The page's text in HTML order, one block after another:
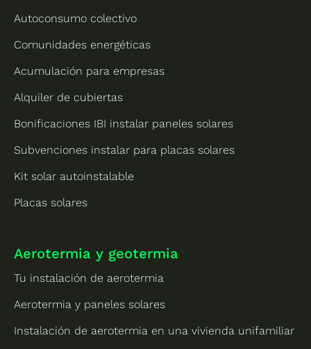
Autoconsumo colectivo
Comunidades energéticas
Acumulación para empresas
Alquiler de cubiertas
Bonificaciones IBI instalar paneles solares
Subvenciones instalar para placas solares
Kit solar autoinstalable
Placas solares
Aerotermia y geotermia
Tu instalación de aerotermia
Aerotermia y paneles solares
Instalación de aerotermia en una vivienda unifamiliar